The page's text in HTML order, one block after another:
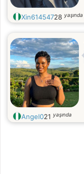
Xin61454728 yaşında
Angel021 yaşında